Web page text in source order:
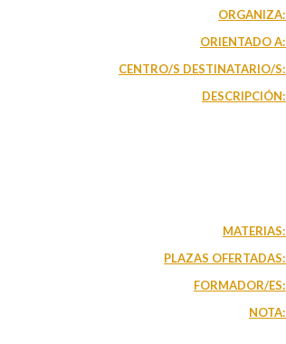
ORGANIZA:
ORIENTADO A:
CENTRO/S DESTINATARIO/S:
DESCRIPCIÓN:
MATERIAS:
PLAZAS OFERTADAS:
FORMADOR/ES:
NOTA: